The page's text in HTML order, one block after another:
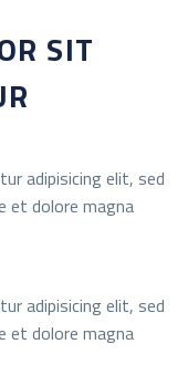
SIT
adipisicing elit, sed
et dolore magna
adipisicing elit, sed
et dolore magna